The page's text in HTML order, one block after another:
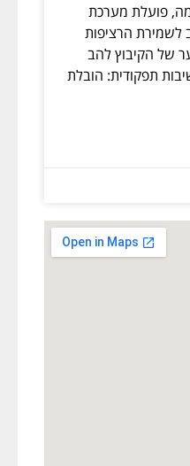
פועלת מערכת
לשמירת הרציפות
של הקיבוץ להב
תפקודית: הובלת